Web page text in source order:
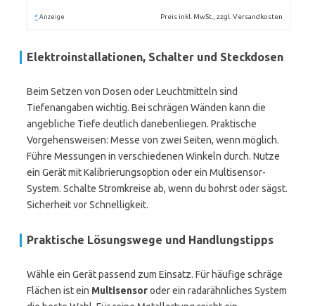
* Anzeige Preis inkl. MwSt., zzgl. Versandkosten
Elektroinstallationen, Schalter und Steckdosen
Beim Setzen von Dosen oder Leuchtmitteln sind
Tiefenangaben wichtig. Bei schrägen Wänden kann die
angebliche Tiefe deutlich danebenliegen. Praktische
Vorgehensweisen: Messe von zwei Seiten, wenn möglich.
Führe Messungen in verschiedenen Winkeln durch. Nutze
ein Gerät mit Kalibrierungsoption oder ein Multisensor-
System. Schalte Stromkreise ab, wenn du bohrst oder sägst.
Sicherheit vor Schnelligkeit.
Praktische Lösungswege und Handlungstipps
Wähle ein Gerät passend zum Einsatz. Für häufige schräge
Flächen ist ein Multisensoroder ein radarähnliches System